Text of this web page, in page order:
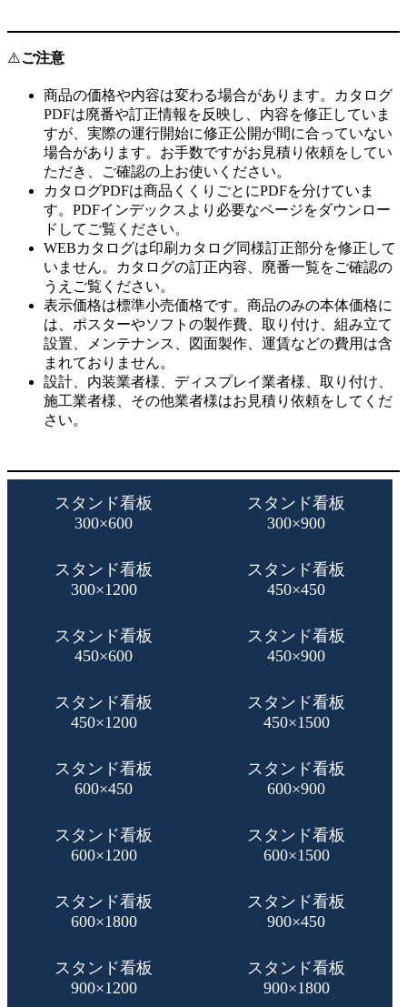
⚠️ご注意
商品の価格や内容は変わる場合があります。カタログ
PDFは廃番や訂正情報を反映し、内容を修正していま
すが、実際の運行開始に修正公開が間に合っていない
場合があります。お手数ですがお見積り依頼をしてい
ただき、ご確認の上お使いください。
カタログPDFは商品くくりごとにPDFを分けていま
す。PDFインデックスより必要なページをダウンロー
ドしてご覧ください。
WEBカタログは印刷カタログ同様訂正部分を修正して
いません。カタログの訂正内容、廃番一覧をご確認の
うえご覧ください。
表示価格は標準小売価格です。商品のみの本体価格に
は、ポスターやソフトの製作費、取り付け、組み立て
設置、メンテナンス、図面製作、運賃などの費用は含
まれておりません。
設計、内装業者様、ディスプレイ業者様、取り付け、
施工業者様、その他業者様はお見積り依頼をしてくだ
さい。
スタンド看板
300×600
スタンド看板
300×900
スタンド看板
300×1200
スタンド看板
450×450
スタンド看板
450×600
スタンド看板
450×900
スタンド看板
450×1200
スタンド看板
450×1500
スタンド看板
600×450
スタンド看板
600×900
スタンド看板
600×1200
スタンド看板
600×1500
スタンド看板
600×1800
スタンド看板
900×450
スタンド看板
900×1200
スタンド看板
900×1800